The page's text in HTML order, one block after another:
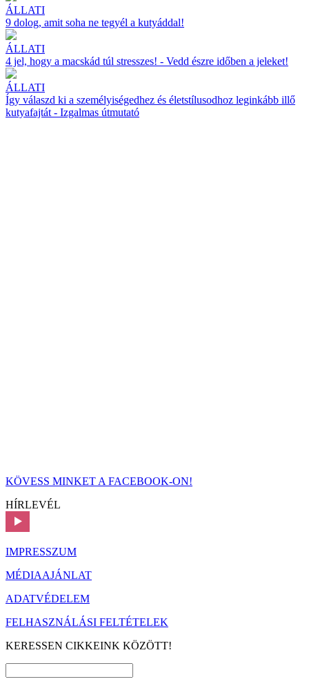
ÁLLATI
9 dolog, amit soha ne tegyél a kutyáddal!
ÁLLATI
4 jel, hogy a macskád túl stresszes! - Vedd észre időben a jeleket!
ÁLLATI
Így válaszd ki a személyiségedhez és életstílusodhoz leginkább illő
kutyafajtát - Izgalmas útmutató
KÖVESS MINKET A FACEBOOK-ON!
HÍRLEVÉL
IMPRESSZUM
MÉDIAAJÁNLAT
ADATVÉDELEM
FELHASZNÁLÁSI FELTÉTELEK
KERESSEN CIKKEINK KÖZÖTT!